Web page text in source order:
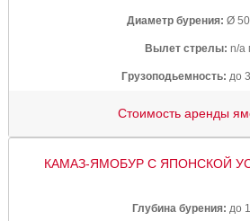
Диаметр бурения: Ø
Вылет стрелы: n/a
Грузоподьемность: до
Стоимость аренды
КАМАЗ-ЯМОБУР С ЯПОНСКОЙ
Глубина бурения: до